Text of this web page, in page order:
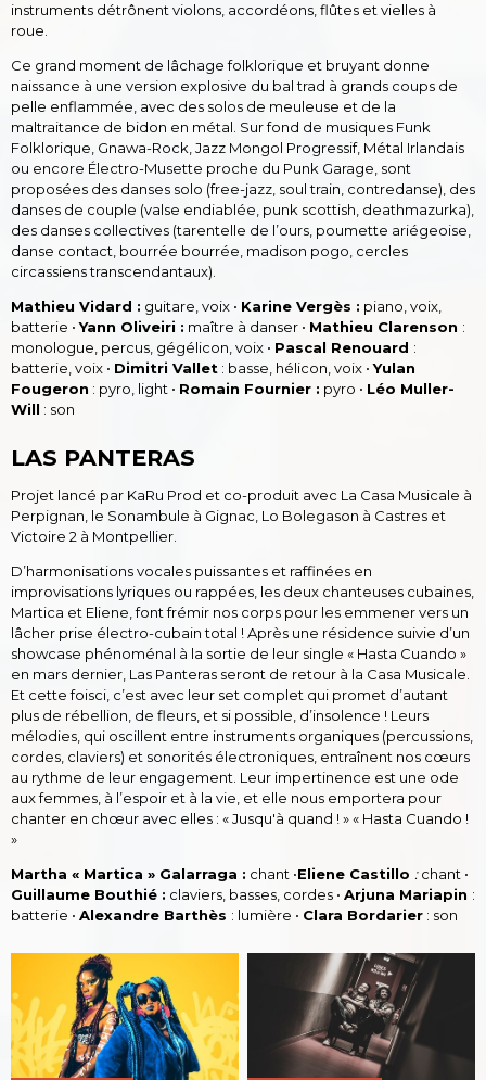
instruments détrônent violons, accordéons, flûtes et vielles à
roue.
Ce grand moment de lâchage folklorique et bruyant donne
naissance à une version explosive du bal trad à grands coups de
pelle enflammée, avec des solos de meuleuse et de la
maltraitance de bidon en métal. Sur fond de musiques Funk
Folklorique, Gnawa-Rock, Jazz Mongol Progressif, Métal Irlandais
ou encore Électro-Musette proche du Punk Garage, sont
proposées des danses solo (free-jazz, soul train, contredanse), des
danses de couple (valse endiablée, punk scottish, deathmazurka),
des danses collectives (tarentelle de l’ours, poumette ariégeoise,
danse contact, bourrée bourrée, madison pogo, cercles
circassiens transcendantaux).
Mathieu Vidard : guitare, voix • Karine Vergès : piano, voix,
batterie •Yann Oliveiri : maître à danser • Mathieu Clarenson :
monologue, percus, gégélicon, voix • Pascal Renouard :
batterie, voix • Dimitri Vallet : basse, hélicon, voix •Yulan
Fougeron : pyro, light • Romain Fournier : pyro • Léo Muller-
Will : son
LAS PANTERAS
Projet lancé par KaRu Prod et co-produit avec La Casa Musicale à
Perpignan, le Sonambule à Gignac, Lo Bolegason à Castres et
Victoire 2 à Montpellier.
D’harmonisations vocales puissantes et raffinées en
improvisations lyriques ou rappées, les deux chanteuses cubaines,
Martica et Eliene, font frémir nos corps pour les emmener vers un
lâcher prise électro-cubain total ! Après une résidence suivie d’un
showcase phénoménal à la sortie de leur single « Hasta Cuando »
en mars dernier, Las Panteras seront de retour à la Casa Musicale.
Et cette foisci, c’est avec leur set complet qui promet d’autant
plus de rébellion, de fleurs, et si possible, d’insolence ! Leurs
mélodies, qui oscillent entre instruments organiques (percussions,
cordes, claviers) et sonorités électroniques, entraînent nos cœurs
au rythme de leur engagement. Leur impertinence est une ode
aux femmes, à l’espoir et à la vie, et elle nous emportera pour
chanter en chœur avec elles : « Jusqu'à quand ! » « Hasta Cuando !
»
Martha « Martica » Galarraga : chant •Eliene Castillo :chant •
Guillaume Bouthié : claviers, basses, cordes • Arjuna Mariapin :
batterie • Alexandre Barthès : lumière • Clara Bordarier : son